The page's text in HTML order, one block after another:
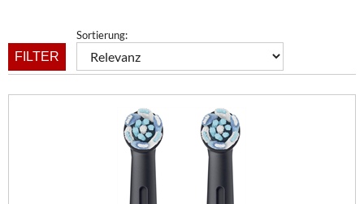
FILTER
Sortierung: